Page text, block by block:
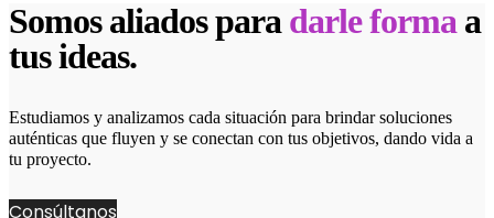
Somos aliados para darle forma a
tus ideas.
Estudiamos y analizamos cada situación para brindar soluciones
auténticas que fluyen y se conectan con tus objetivos, dando vida a
tu proyecto.
Consúltanos